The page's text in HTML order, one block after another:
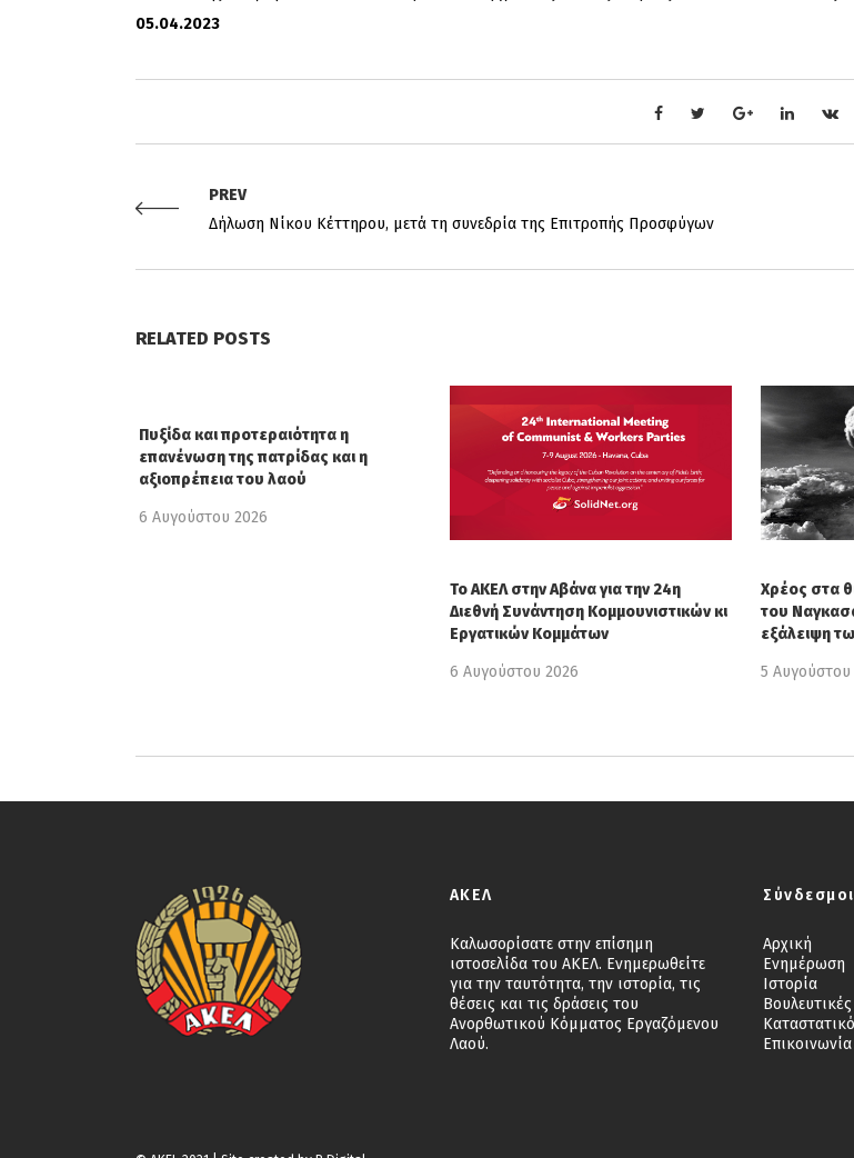
05.04.2023
PREV
Δήλωση Νίκου Κέττηρου, μετά τη συνεδρία της Επιτροπής Προσφύγων
RELATED POSTS
Πυξίδα και προτεραιότητα η
επανένωση της πατρίδας και η
αξιοπρέπεια του λαού
6 Αυγούστου 2026
Το ΑΚΕΛ στην Αβάνα για την 24η
Διεθνή Συνάντηση Κομμουνιστικών κι
Εργατικών Κομμάτων
6 Αυγούστου 2026
Χρέος στα
του
εξάλειψη
5 Αυγούστου
ΑΚΕΛ
Καλωσορίσατε στην επίσημη
ιστοσελίδα του ΑΚΕΛ. Ενημερωθείτε
για την ταυτότητα, την ιστορία, τις
θέσεις και τις δράσεις του
Ανορθωτικού Κόμματος Εργαζόμενου
Λαού.
Σύνδεσμοι
Αρχική
Ενημέρωση
Ιστορία
Επικοινωνία